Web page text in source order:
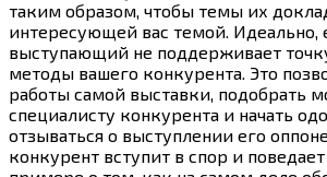
таким образом, чтобы темы их
интересующей вас темой. Идеально,
выступающий не поддерживает
методы вашего конкурента. Это
работы самой выставки, подобрать
специалисту конкурента и начать
отзываться о выступлении его
конкурент вступит в спор и